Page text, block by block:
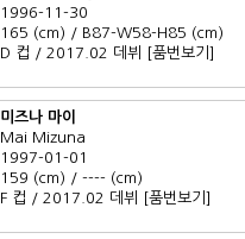
1996-11-30
165 (cm) / B87-W58-H85 (cm)
D 컵 / 2017.02 데뷔
[품번보기]
미즈나 마이
Mai Mizuna
1997-01-01
159 (cm) / ---- (cm)
F 컵 / 2017.02 데뷔
[품번보기]